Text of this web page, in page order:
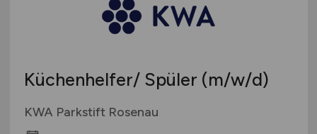
Küchenhelfer/ Spüler (m/w/d)
KWA Parkstift Rosenau